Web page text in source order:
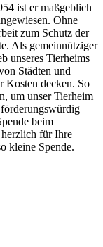
ist er maßgeblich
Ohne
zum Schutz der
Als gemeinnütziger
unseres Tierheims
Städten und
Kosten decken. So
um unser Tierheim
beim
herzlich für Ihre
kleine Spende.